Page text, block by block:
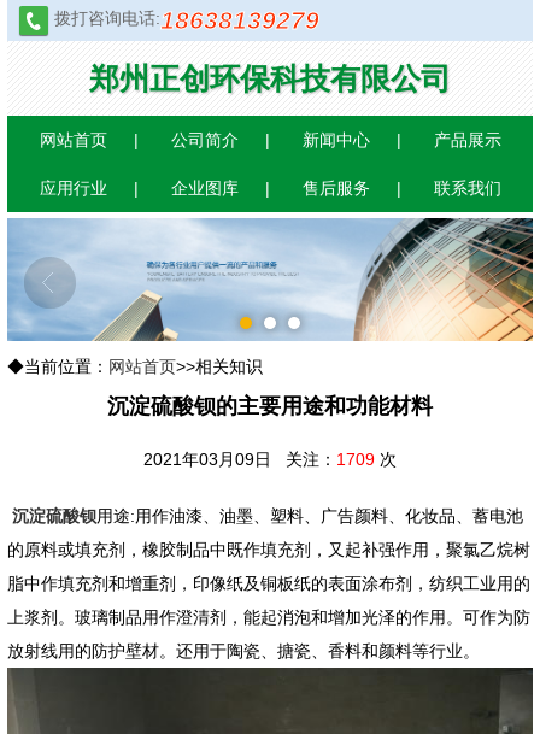
拨打咨询电话:18638139279
郑州正创环保科技有限公司
网站首页 公司简介 新闻中心 产品展示
应用行业 企业图库 售后服务 联系我们
1 2
3
◆当前位置： 网站首页>>相关知识
沉淀硫酸钡的主要用途和功能材料
2021年03月09日 关注： 1709 次
沉淀硫酸钡用途:用作油漆、油墨、塑料、广告颜料、化妆品、蓄电池
的原料或填充剂，橡胶制品中既作填充剂，又起补强作用，聚氯乙烷树
脂中作填充剂和增重剂，印像纸及铜板纸的表面涂布剂，纺织工业用的
上浆剂。玻璃制品用作澄清剂，能起消泡和增加光泽的作用。可作为防
放射线用的防护壁材。还用于陶瓷、搪瓷、香料和颜料等行业。